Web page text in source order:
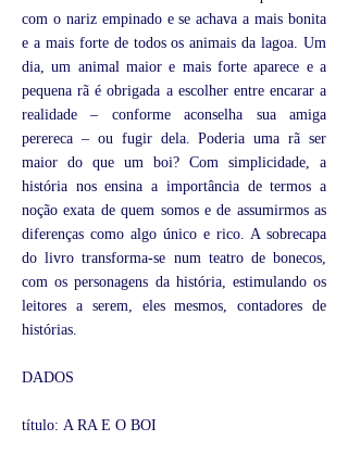
com o nariz empinado e se achava a mais bonita
e a mais forte de todos os animais da lagoa. Um
dia, um animal maior e mais forte aparece e a
pequena rã é obrigada a escolher entre encarar a
realidade – conforme aconselha sua amiga
perereca – ou fugir dela. Poderia uma rã ser
maior do que um boi? Com simplicidade, a
história nos ensina a importância de termos a
noção exata de quem somos e de assumirmos as
diferenças como algo único e rico. A sobrecapa
do livro transforma-se num teatro de bonecos,
com os personagens da história, estimulando os
leitores a serem, eles mesmos, contadores de
histórias.
DADOS
título: A RA E O BOI